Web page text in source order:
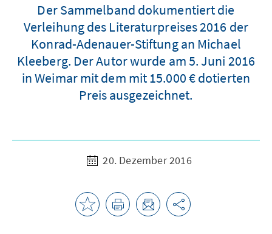
Der Sammelband dokumentiert die
Verleihung des Literaturpreises 2016 der
Konrad-Adenauer-Stiftung an Michael
Kleeberg. Der Autor wurde am 5. Juni 2016
in Weimar mit dem mit 15.000 € dotierten
Preis ausgezeichnet.
20. Dezember 2016